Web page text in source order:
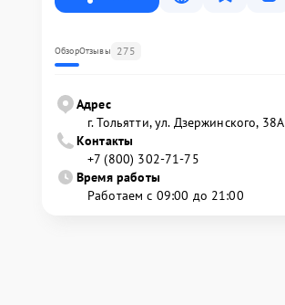
ОбзорОтзывы 275
Адрес
г. Тольятти, ул. Дзержинского, 38А
Контакты
+7 (800) 302-71-75
Время работы
Работаем с 09:00 до 21:00